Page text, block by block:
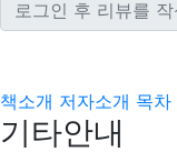
책소개 저자소개 목차
기타안내